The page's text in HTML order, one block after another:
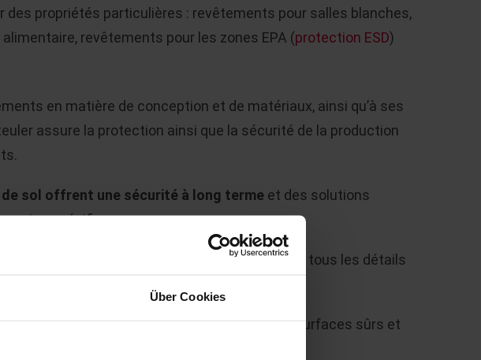
Über Cookies
des propriétés particulières : revêtements pour salles blanches,
revêtements pour les zones EPA (protection ESD)
en matière de conception et de matériaux, ainsi qu’à ses
assure la protection ainsi que la sécurité de la production
sol offrent une sécurité à long terme et des solutions
spécifiques.
: basique, adaptée au projet respectif, avec tous les détails
expert en revêtement qui rendra vos sols et surfaces sûrs et
années.